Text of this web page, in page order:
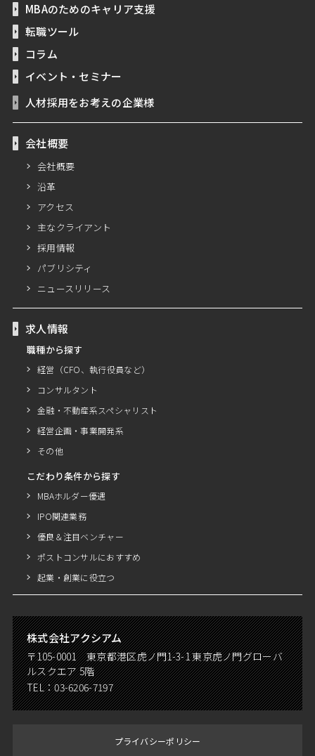
MBAのためのキャリア支援
転職ツール
コラム
イベント・セミナー
人材採用をお考えの企業様
会社概要
会社概要
沿革
アクセス
主なクライアント
採用情報
パブリシティ
ニュースリリース
求人情報
職種から探す
経営（CFO、執行役員など）
コンサルタント
金融・不動産系スペシャリスト
経営企画・事業開発系
その他
こだわり条件から探す
MBAホルダー優遇
IPO関連業務
優良＆注目ベンチャー
ポストコンサルにおすすめ
起業・創業に役立つ
株式会社アクシアム
〒105-0001 東京都港区虎ノ門1-3-1 東京虎ノ門グローバ
ルスクエア 5階
TEL：03-6206-7197
プライバシーポリシー